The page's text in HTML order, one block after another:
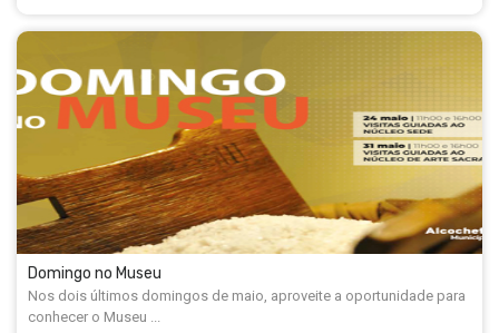
Domingo no Museu
Nos dois últimos domingos de maio, aproveite a oportunidade para
conhecer o Museu ...